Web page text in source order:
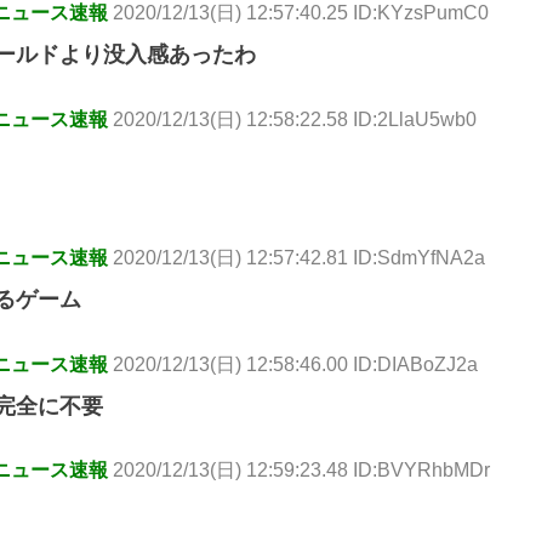
ュース速報 2020/12/13(日) 12:57:40.25 ID:KYzsPumC0
ルドより没入感あったわ
ュース速報 2020/12/13(日) 12:58:22.58 ID:2LlaU5wb0
ュース速報 2020/12/13(日) 12:57:42.81 ID:SdmYfNA2a
ゲーム
ュース速報 2020/12/13(日) 12:58:46.00 ID:DIABoZJ2a
全に不要
ュース速報 2020/12/13(日) 12:59:23.48 ID:BVYRhbMDr